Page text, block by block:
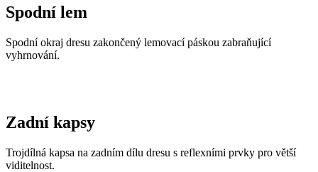
Spodní lem
Spodní okraj dresu zakončený lemovací páskou zabraňující
vyhrnování.
Zadní kapsy
Trojdílná kapsa na zadním dílu dresu s reflexními prvky pro větší
viditelnost.